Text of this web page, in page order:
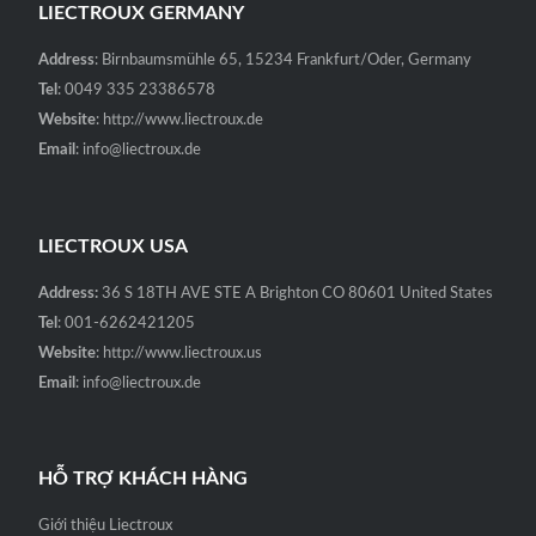
LIECTROUX GERMANY
Address: Birnbaumsmühle 65, 15234 Frankfurt/Oder, Germany
Tel : 0049 335 23386578
Website: http://www.liectroux.de
Email : info@liectroux.de
LIECTROUX USA
Address: 36 S 18TH AVE STE A Brighton CO 80601 United States
Tel : 001-6262421205
Website: http://www.liectroux.us
Email : info@liectroux.de
HỖ TRỢ KHÁCH HÀNG
Giới thiệu Liectroux